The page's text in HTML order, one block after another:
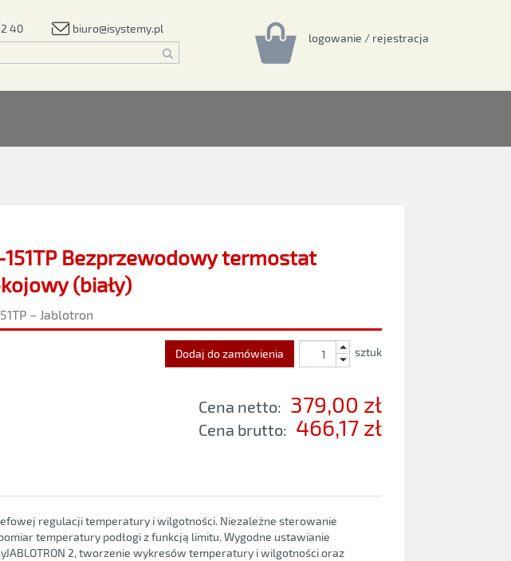
40 biuro@isystemy.pl
logowanie / rejestracja
151TP Bezprzewodowy termostat
(biały)
– Jablotron
Dodaj do zamówienia sztuk
Cena netto: 379,00 zł
Cena brutto: 466,17 zł
regulacji temperatury i wilgotności. Niezależne sterowanie
temperatury podłogi z funkcją limitu. Wygodne ustawianie
2, tworzenie wykresów temperatury i wilgotności oraz